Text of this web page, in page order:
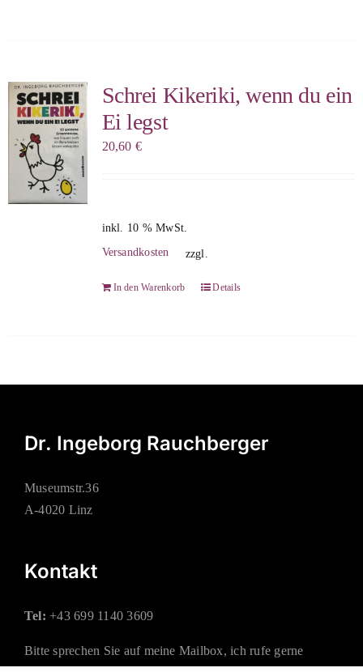
Schrei Kikeriki, wenn du ein
Ei legst
20,60 €
inkl. 10 % MwSt.
zzgl.
Versandkosten
In den Warenkorb Details
Dr. Ingeborg Rauchberger
Museumstr.36
A-4020 Linz
Kontakt
Tel: +43 699 1140 3609
Bitte sprechen Sie auf meine Mailbox, ich rufe gerne